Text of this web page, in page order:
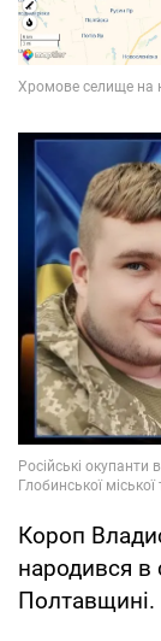
Короп
народився в
Полтавщині.